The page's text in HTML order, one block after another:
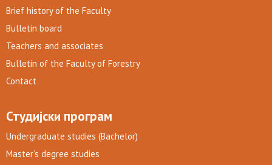
Brief history of the Faculty
Bulletin board
Teachers and associates
Bulletin of the Faculty of Forestry
Contact
Студијски програм
Undergraduate studies (Bachelor)
Master’s degree studies